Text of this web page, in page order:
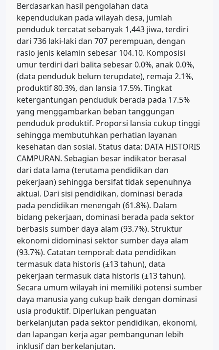
Berdasarkan hasil pengolahan data
kependudukan pada wilayah desa, jumlah
penduduk tercatat sebanyak 1,443 jiwa, terdiri
dari 736 laki-laki dan 707 perempuan, dengan
rasio jenis kelamin sebesar 104.10. Komposisi
umur terdiri dari balita sebesar 0.0%, anak 0.0%,
(data penduduk belum terupdate), remaja 2.1%,
produktif 80.3%, dan lansia 17.5%. Tingkat
ketergantungan penduduk berada pada 17.5%
yang menggambarkan beban tanggungan
penduduk produktif. Proporsi lansia cukup tinggi
sehingga membutuhkan perhatian layanan
kesehatan dan sosial. Status data: DATA HISTORIS
CAMPURAN. Sebagian besar indikator berasal
dari data lama (terutama pendidikan dan
pekerjaan) sehingga bersifat tidak sepenuhnya
aktual. Dari sisi pendidikan, dominasi berada
pada pendidikan menengah (61.8%). Dalam
bidang pekerjaan, dominasi berada pada sektor
berbasis sumber daya alam (93.7%). Struktur
ekonomi didominasi sektor sumber daya alam
(93.7%). Catatan temporal: data pendidikan
termasuk data historis (±13 tahun), data
pekerjaan termasuk data historis (±13 tahun).
Secara umum wilayah ini memiliki potensi sumber
daya manusia yang cukup baik dengan dominasi
usia produktif. Diperlukan penguatan
berkelanjutan pada sektor pendidikan, ekonomi,
dan lapangan kerja agar pembangunan lebih
inklusif dan berkelanjutan.